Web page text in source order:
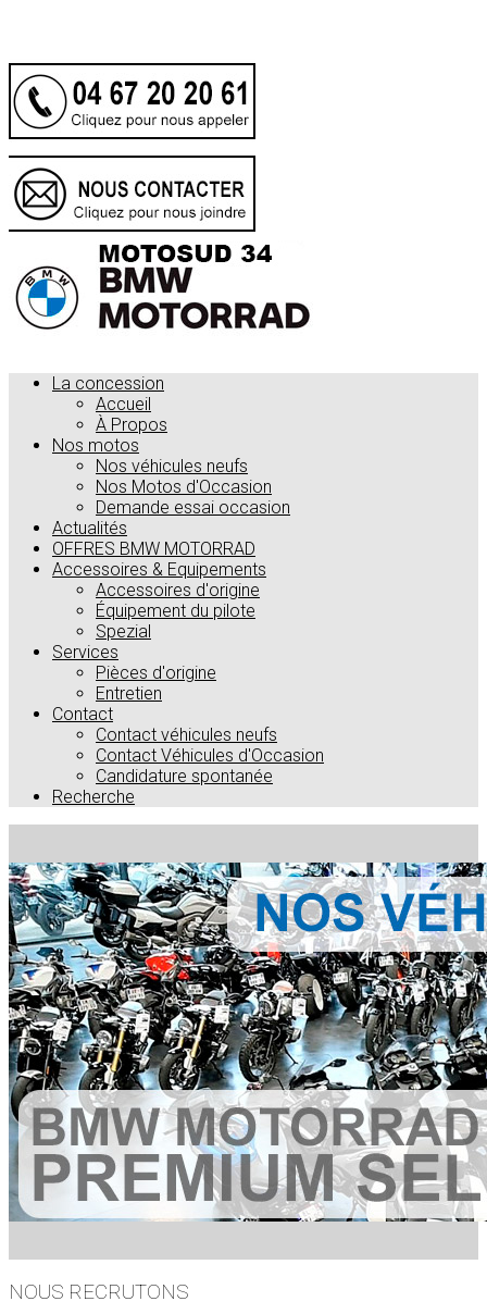
La concession
Accueil
À Propos
Nos motos
Nos véhicules neufs
Nos Motos d'Occasion
Demande essai occasion
Actualités
OFFRES BMW MOTORRAD
Accessoires & Equipements
Accessoires d'origine
Équipement du pilote
Spezial
Services
Pièces d'origine
Entretien
Contact
Contact véhicules neufs
Contact Véhicules d'Occasion
Candidature spontanée
Recherche
NOUS RECRUTONS